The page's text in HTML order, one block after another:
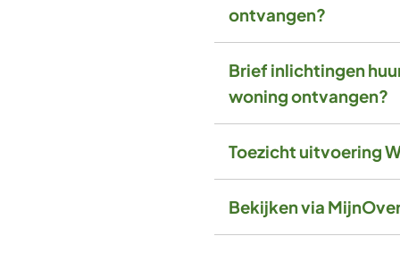
ontvangen?
Brief inlichtingen
woning ontvangen?
Toezicht uitvoering
Bekijken via